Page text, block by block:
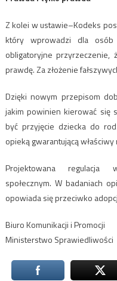
Z kolei w ustawie–Kodeks
który wprowadzi dla osób
obligatoryjne
prawdę. Za złożenie
Dzięki nowym przepisom
jakim powinien kierować się
być przyjęcie dziecka do
opieką gwarantującą
Projektowana regulacja
społecznym. W badaniach
opowiada się przeciwko
Biuro Komunikacji i Promocji
Ministerstwo Sprawiedliwości